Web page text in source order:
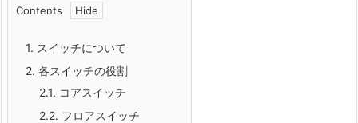
Contents
1. スイッチについて
2. 各スイッチの役割
2.1. コアスイッチ
2.2. フロアスイッチ